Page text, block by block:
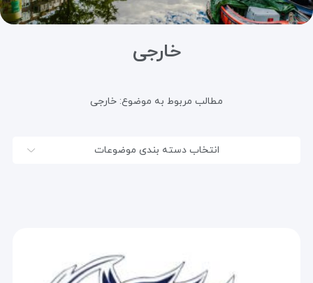
خارجی
مطالب مربوط به موضوع: خارجی
انتخاب دسته بندی موضوعات